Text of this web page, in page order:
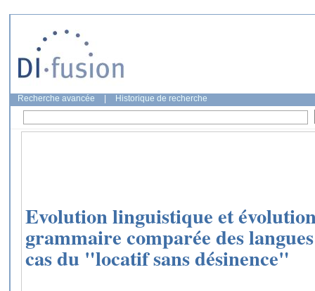
Recherche avancée Historique de recherche
Evolution linguistique et
grammaire comparée des
cas du "locatif sans désinence"